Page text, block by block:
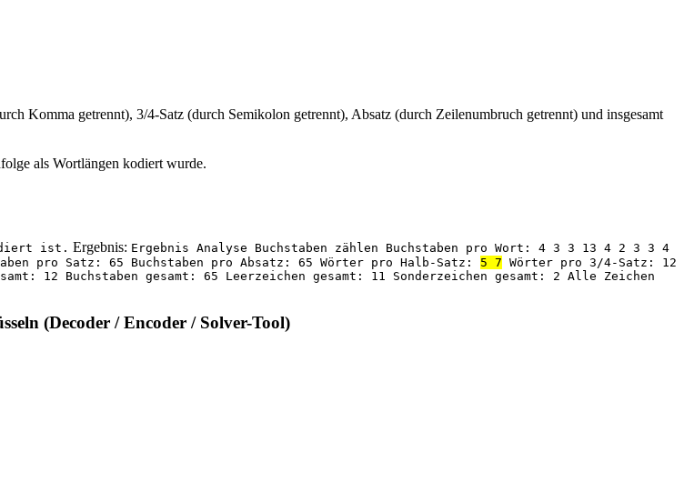
Komma getrennt), 3/4-Satz (durch Semikolon getrennt), Absatz (durch Zeilenumbruch getrennt) und insgesamt
als Wortlängen kodiert wurde.
ist. Ergebnis: Ergebnis Analyse Buchstaben zählen Buchstaben pro Wort: 4 3 3 13 4 2 3 3 4
pro Satz: 65 Buchstaben pro Absatz: 65 Wörter pro Halb-Satz: 5 7 Wörter pro 3/4-Satz: 12
12 Buchstaben gesamt: 65 Leerzeichen gesamt: 11 Sonderzeichen gesamt: 2 Alle Zeichen
(Decoder / Encoder / Solver-Tool)